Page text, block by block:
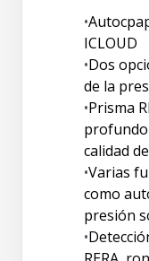
•
ICLOUD
•Dos
de la
•Prisma
profundo
calidad
•Varias
como
presión
•